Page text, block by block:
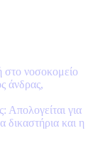
στο νοσοκομείο
άνδρας,
για
και η